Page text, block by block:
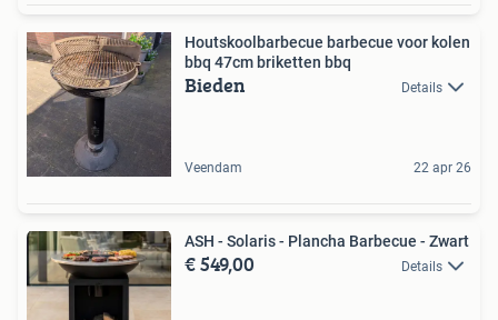
Houtskoolbarbecue barbecue voor kolen
bbq 47cm briketten bbq
Bieden Details
Veendam 22 apr 26
ASH - Solaris - Plancha Barbecue - Zwart
€ 549,00 Details